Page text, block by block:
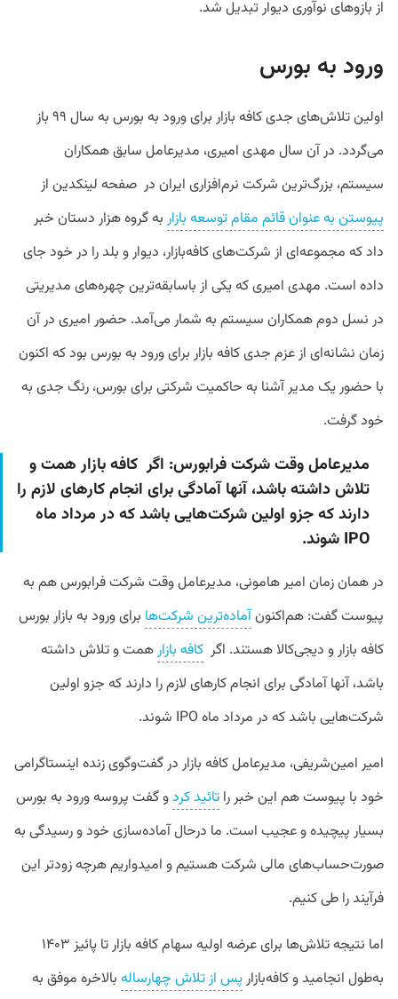
از بازوهای نوآوری دیوار تبدیل شد.
ورود به بورس
اولین تلاش‌های جدی کافه بازار برای ورود به بورس به سال ۹۹ باز
می‌گردد. در‌ آن سال مهدی امیری، مدیرعامل سابق همکاران
سیستم، بزرگ‌ترین شرکت نرم‌افزاری ایران در صفحه لینکدین از
پیوستن به عنوان قائم مقام توسعه بازار به گروه هزار دستان خبر
داد که مجموعه‌ای از شرکت‌های کافه‌بازار، دیوار و بلد را در خود جای
داده است. مهدی امیری که یکی از باسابقه‌ترین چهره‌های مدیریتی
در نسل دوم همکاران سیستم به شمار می‌آمد. حضور امیری در آن
زمان نشانه‌ای از عزم جدی کافه بازار برای ورود به بورس بود که اکنون
با حضور یک مدیر آشنا به حاکمیت شرکتی برای بورس، رنگ جدی به
خود گرفت.
مدیرعامل وقت شرکت فرابورس: اگر کافه بازار همت و
تلاش داشته باشد،‌ آنها آمادگی برای انجام کارهای لازم را
دارند که جزو اولین شرکت‌هایی باشد که در مرداد ماه
IPO شوند.
در همان زمان امیر هامونی، مدیرعامل وقت شرکت فرابورس هم به
پیوست گفت: هم‌اکنونآماده‌ترین شرکت‌ها برای ورود به بازار بورس
کافه بازار و دیجی‌کالا هستند. اگر کافه بازارهمت و تلاش داشته
باشد،‌ آنها آمادگی برای انجام کارهای لازم را دارند که جزو اولین
شرکت‌هایی باشد که در مرداد ماه IPO شوند.
امیر امین‌شریفی، مدیرعامل کافه بازار در گفت‌وگوی زنده اینستاگرامی
خود با پیوست هم این خبر را تائید کردو گفت پروسه ورود به بورس
بسیار پیچیده و عجیب است. ما درحال آماده‌سازی خود و رسیدگی به
صورت‌حساب‌های مالی شرکت هستیم و امیدواریم هرچه زودتر این
فرآیند را طی کنیم.
اما نتیجه تلاش‌ها برای عرضه اولیه سهام کافه بازار تا پائیز ۱۴۰۳
به‌طول انجامید و کافه‌بازارپس از تلاش چهارساله بالاخره موفق به